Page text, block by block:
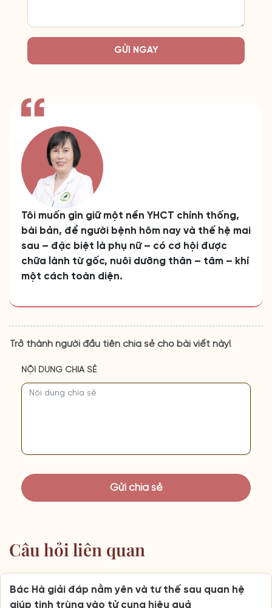
GỬI NGAY
Tôi muốn gìn giữ một nền YHCT chính thống,
bài bản, để người bệnh hôm nay và thế hệ mai
sau – đặc biệt là phụ nữ – có cơ hội được
chữa lành từ gốc, nuôi dưỡng thân – tâm – khí
một cách toàn diện.
Trở thành người đầu tiên chia sẻ cho bài viết này!
NỘI DUNG CHIA SẺ
Câu hỏi liên quan
Bác Hà giải đáp nằm yên và tư thế sau quan hệ
giúp tinh trùng vào tử cung hiệu quả